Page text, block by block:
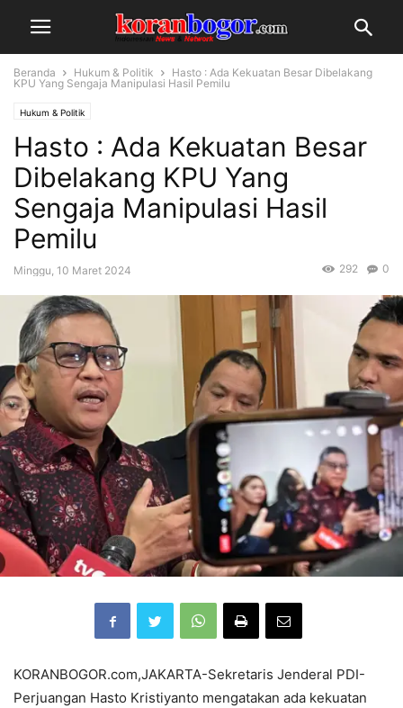
Beranda Hukum & Politik
Hasto : Ada Kekuatan Besar Dibelakang
KPU Yang Sengaja Manipulasi Hasil Pemilu
Hukum & Politik
Hasto : Ada Kekuatan Besar
Dibelakang KPU Yang
Sengaja Manipulasi Hasil
Pemilu
Minggu, 10 Maret 2024 0
292
KORANBOGOR.com,JAKARTA-Sekretaris Jenderal PDI-
Perjuangan Hasto Kristiyanto mengatakan ada kekuatan